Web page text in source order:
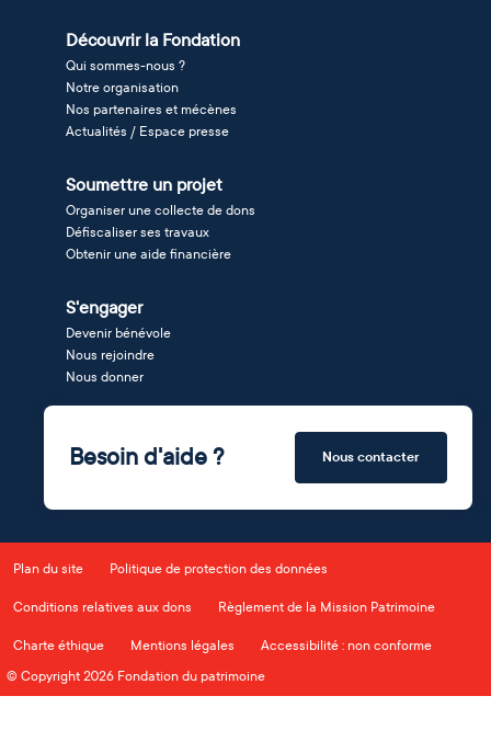
Découvrir la Fondation
Qui sommes-nous ?
Notre organisation
Nos partenaires et mécènes
Actualités / Espace presse
Soumettre un projet
Organiser une collecte de dons
Défiscaliser ses travaux
Obtenir une aide financière
S'engager
Devenir bénévole
Nous rejoindre
Nous donner
Besoin d'aide ? Nous contacter
Plan du site Politique de protection des données
Conditions relatives aux dons Règlement de la Mission Patrimoine
Charte éthique Mentions légales
Accessibilité : non conforme
© Copyright 2026 Fondation du patrimoine